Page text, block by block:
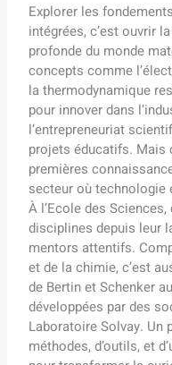
Explorer les
intégrées, c’est ouvrir
profonde du monde
concepts comme
la thermodynamique
pour innover dans
l’entrepreneuriat
projets éducatifs. Mais
premières
secteur où technologie
À l’Ecole des
disciplines depuis leur
mentors attentifs.
et de la chimie, c’est
de Bertin et Schenker
développées par des
Laboratoire Solvay. Un
méthodes, d’outils, et